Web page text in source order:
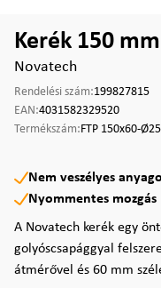
Kerék 150 mm
Novatech
Rendelési szám:199827815
EAN:4031582329520
Termékszám:FTP 150x60-
Nem veszélyes
Nyommentes mozgás
A Novatech kerék egy
golyóscsapággyal
átmérővel és 60 mm